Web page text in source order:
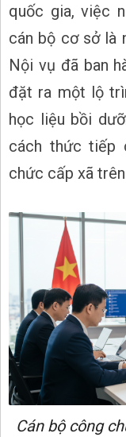
quốc gia, việc
cán bộ cơ sở là
Nội vụ đã ban
đặt ra một lộ
học liệu bồi
cách thức tiếp
chức cấp xã
Cán bộ công